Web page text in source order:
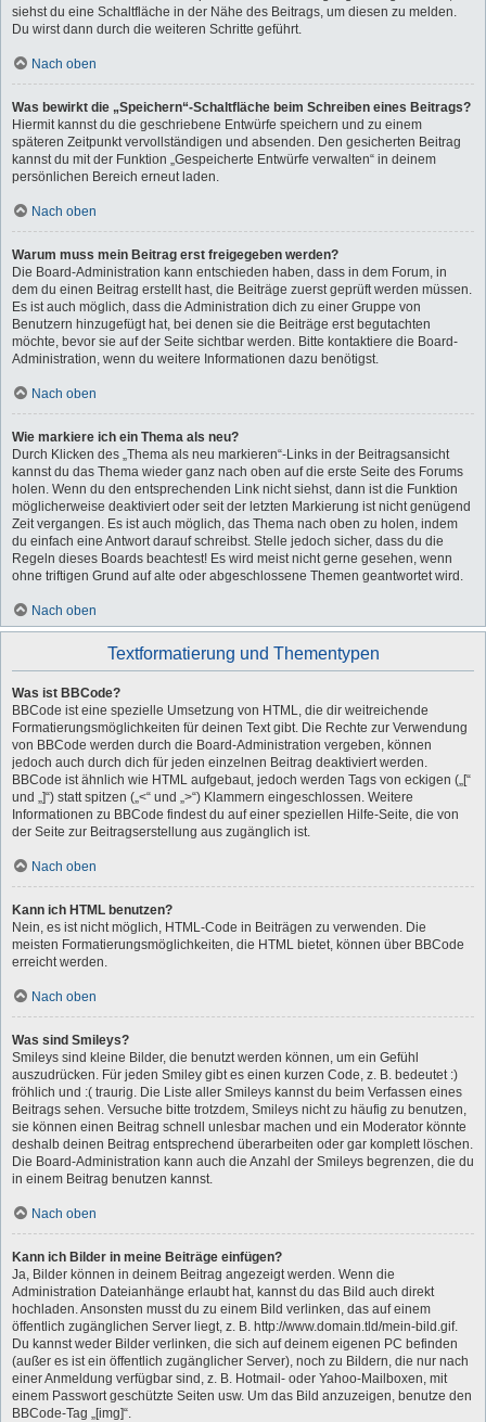
siehst du eine Schaltfläche in der Nähe des Beitrags, um diesen zu melden.
Du wirst dann durch die weiteren Schritte geführt.
Nach oben
Was bewirkt die „Speichern“-Schaltfläche beim Schreiben eines Beitrags?
Hiermit kannst du die geschriebene Entwürfe speichern und zu einem
späteren Zeitpunkt vervollständigen und absenden. Den gesicherten Beitrag
kannst du mit der Funktion „Gespeicherte Entwürfe verwalten“ in deinem
persönlichen Bereich erneut laden.
Nach oben
Warum muss mein Beitrag erst freigegeben werden?
Die Board-Administration kann entschieden haben, dass in dem Forum, in
dem du einen Beitrag erstellt hast, die Beiträge zuerst geprüft werden müssen.
Es ist auch möglich, dass die Administration dich zu einer Gruppe von
Benutzern hinzugefügt hat, bei denen sie die Beiträge erst begutachten
möchte, bevor sie auf der Seite sichtbar werden. Bitte kontaktiere die Board-
Administration, wenn du weitere Informationen dazu benötigst.
Nach oben
Wie markiere ich ein Thema als neu?
Durch Klicken des „Thema als neu markieren“-Links in der Beitragsansicht
kannst du das Thema wieder ganz nach oben auf die erste Seite des Forums
holen. Wenn du den entsprechenden Link nicht siehst, dann ist die Funktion
möglicherweise deaktiviert oder seit der letzten Markierung ist nicht genügend
Zeit vergangen. Es ist auch möglich, das Thema nach oben zu holen, indem
du einfach eine Antwort darauf schreibst. Stelle jedoch sicher, dass du die
Regeln dieses Boards beachtest! Es wird meist nicht gerne gesehen, wenn
ohne triftigen Grund auf alte oder abgeschlossene Themen geantwortet wird.
Nach oben
Textformatierung und Thementypen
Was ist BBCode?
BBCode ist eine spezielle Umsetzung von HTML, die dir weitreichende
Formatierungsmöglichkeiten für deinen Text gibt. Die Rechte zur Verwendung
von BBCode werden durch die Board-Administration vergeben, können
jedoch auch durch dich für jeden einzelnen Beitrag deaktiviert werden.
BBCode ist ähnlich wie HTML aufgebaut, jedoch werden Tags von eckigen („[“
und „]“) statt spitzen („<“ und „>“) Klammern eingeschlossen. Weitere
Informationen zu BBCode findest du auf einer speziellen Hilfe-Seite, die von
der Seite zur Beitragserstellung aus zugänglich ist.
Nach oben
Kann ich HTML benutzen?
Nein, es ist nicht möglich, HTML-Code in Beiträgen zu verwenden. Die
meisten Formatierungsmöglichkeiten, die HTML bietet, können über BBCode
erreicht werden.
Nach oben
Was sind Smileys?
Smileys sind kleine Bilder, die benutzt werden können, um ein Gefühl
auszudrücken. Für jeden Smiley gibt es einen kurzen Code, z. B. bedeutet :)
fröhlich und :( traurig. Die Liste aller Smileys kannst du beim Verfassen eines
Beitrags sehen. Versuche bitte trotzdem, Smileys nicht zu häufig zu benutzen,
sie können einen Beitrag schnell unlesbar machen und ein Moderator könnte
deshalb deinen Beitrag entsprechend überarbeiten oder gar komplett löschen.
Die Board-Administration kann auch die Anzahl der Smileys begrenzen, die du
in einem Beitrag benutzen kannst.
Nach oben
Kann ich Bilder in meine Beiträge einfügen?
Ja, Bilder können in deinem Beitrag angezeigt werden. Wenn die
Administration Dateianhänge erlaubt hat, kannst du das Bild auch direkt
hochladen. Ansonsten musst du zu einem Bild verlinken, das auf einem
öffentlich zugänglichen Server liegt, z. B. http://www.domain.tld/mein-bild.gif.
Du kannst weder Bilder verlinken, die sich auf deinem eigenen PC befinden
(außer es ist ein öffentlich zugänglicher Server), noch zu Bildern, die nur nach
einer Anmeldung verfügbar sind, z. B. Hotmail- oder Yahoo-Mailboxen, mit
einem Passwort geschützte Seiten usw. Um das Bild anzuzeigen, benutze den
BBCode-Tag „[img]“.